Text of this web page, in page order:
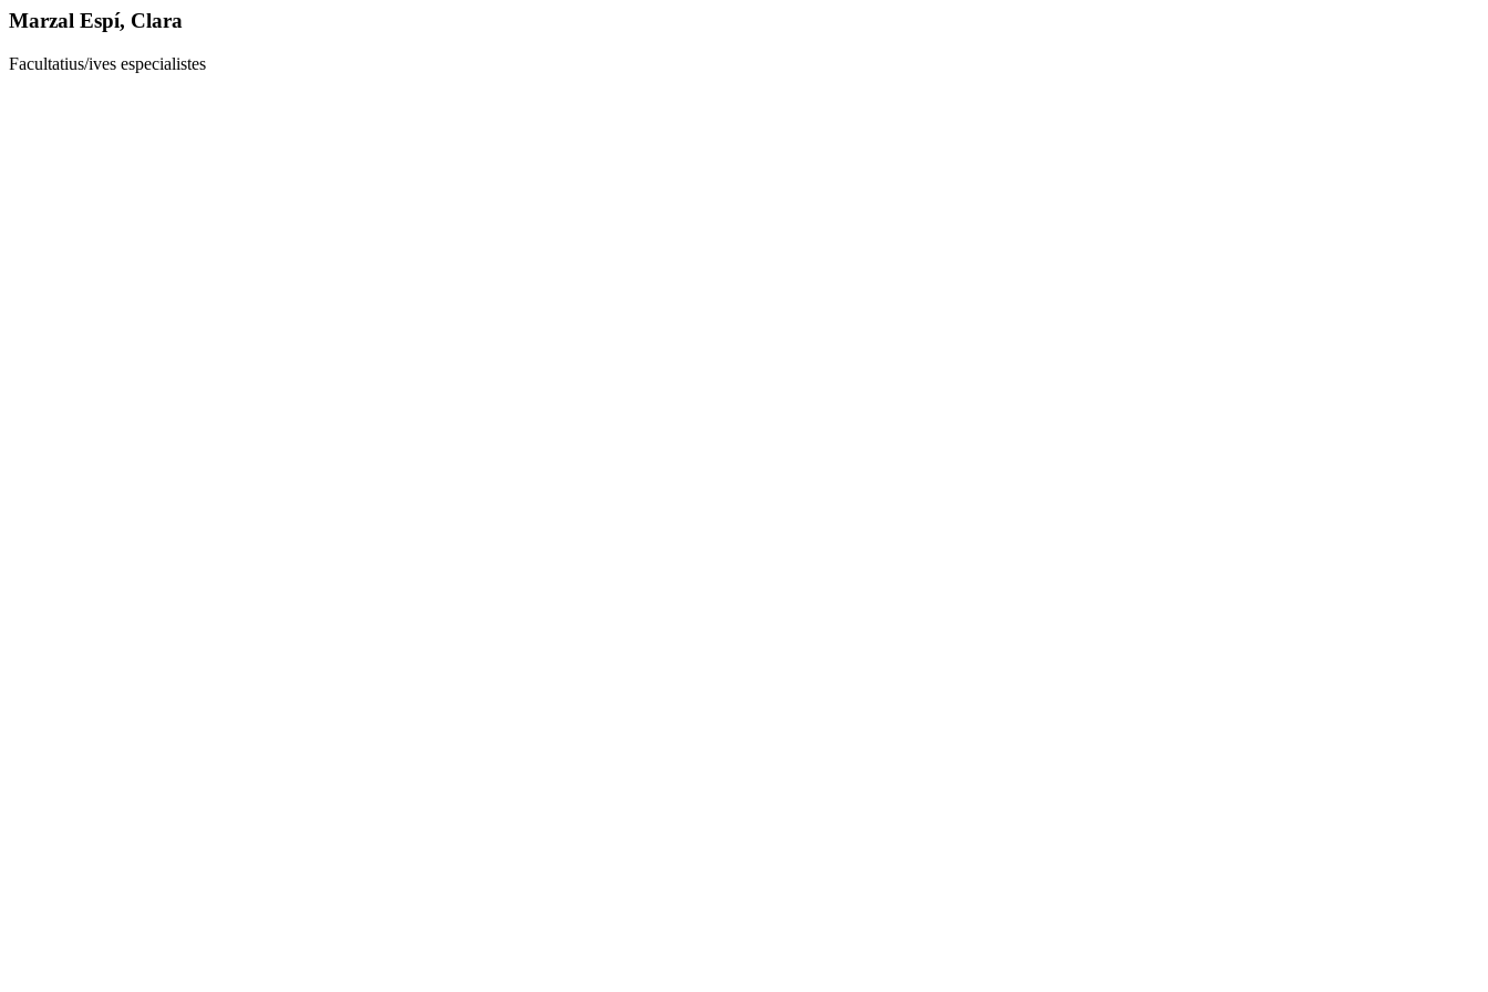
Marzal Espí, Clara
Facultatius/ives especialistes